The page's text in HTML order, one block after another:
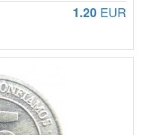
1.20 EUR